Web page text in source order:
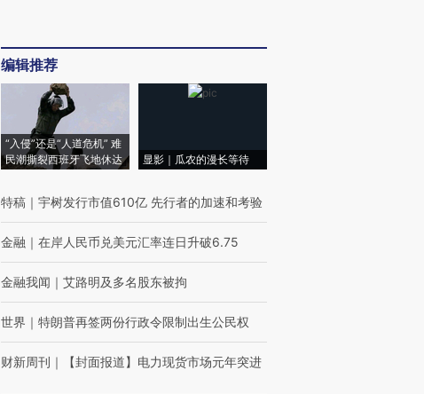
编辑推荐
“入侵”还是“人道危机” 难
民潮撕裂西班牙飞地休达
显影｜瓜农的漫长等待
特稿 ｜ 宇树发行市值610亿 先行者的加速和考验
金融 ｜ 在岸人民币兑美元汇率连日升破6.75
金融我闻 ｜ 艾路明及多名股东被拘
世界 ｜ 特朗普再签两份行政令限制出生公民权
财新周刊 ｜ 【封面报道】电力现货市场元年突进